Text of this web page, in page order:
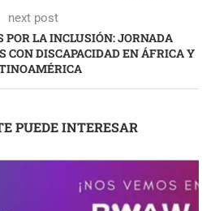
next post
POR LA INCLUSIÓN: JORNADA
CON DISCAPACIDAD EN ÁFRICA Y
PUEDE INTERESAR